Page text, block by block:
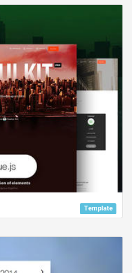
Template